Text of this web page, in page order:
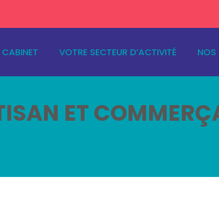
CABINET VOTRE SECTEUR D’ACTIVITÉ NOS
ET